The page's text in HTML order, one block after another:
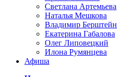
Светлана Артемьева
Наталья Мешкова
Владимир Берштейн
Екатерина Габалова
Олег Липовецкий
Илона Румянцева
Афиша